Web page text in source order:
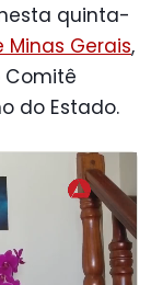
quinta-
Minas Gerais,
Comitê
do Estado.